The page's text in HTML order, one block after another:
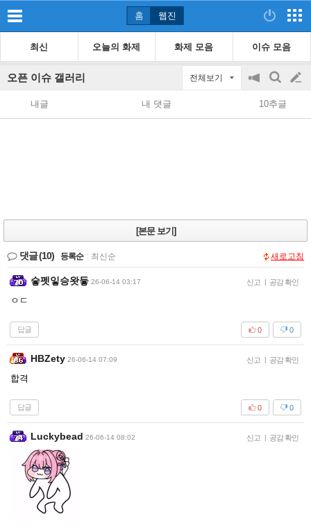
홈 웹진
최신 오늘의 화제 화제 모음 이슈 모음
오픈 이슈 갤러리 전체보기
공
지
on/off
검
색
글
쓰
내글 내 댓글 10추글
[본문 보기]
댓글(10) 등록순 최신순 새로고침
슿펫잏승왓듷 26-06-14 03:17 신고 | 공감 확인
ㅇㄷ
답글 0
0
HBZety 26-06-14 07:09 신고 | 공감 확인
합격
답글 0
0
Luckybead 26-06-14 08:02 신고 | 공감 확인